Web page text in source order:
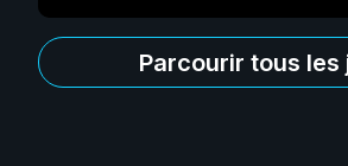
Parcourir tous les